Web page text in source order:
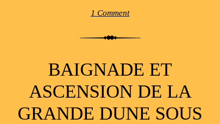
1 Comment
BAIGNADE ET
ASCENSION DE LA
GRANDE DUNE SOUS